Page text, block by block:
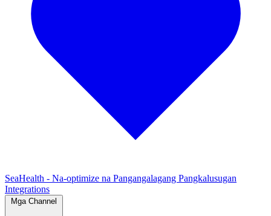
SeaHealth - Na-optimize na Pangangalagang Pangkalusugan
Integrations
Mga Channel